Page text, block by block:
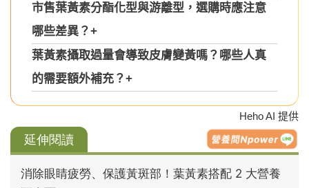
市售葉黃素分酯化型與游離型，選購時應注意
哪些差異？+
葉黃素攝取過量會導致皮膚變黃嗎？哪些人真
的需要額外補充？+
Heho AI 提供